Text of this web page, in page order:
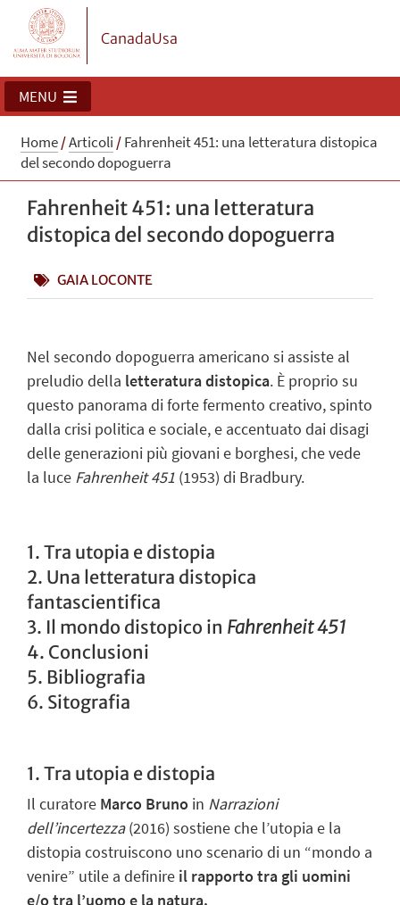
CanadaUsa
MENU
Home/Articoli /Fahrenheit 451: una letteratura distopica
del secondo dopoguerra
Fahrenheit 451: una letteratura
distopica del secondo dopoguerra
GAIA LOCONTE
Nel secondo dopoguerra americano si assiste al
preludio della letteratura distopica. È proprio su
questo panorama di forte fermento creativo, spinto
dalla crisi politica e sociale, e accentuato dai disagi
delle generazioni più giovani e borghesi, che vede
la luce Fahrenheit 451 (1953) di Bradbury.
1. Tra utopia e distopia
2. Una letteratura distopica
fantascientifica
3. Il mondo distopico in Fahrenheit 451
4. Conclusioni
5. Bibliografia
6. Sitografia
1. Tra utopia e distopia
Il curatore Marco Bruno in Narrazioni
dell’incertezza(2016) sostiene che l’utopia e la
distopia costruiscono uno scenario di un “mondo a
venire” utile a definire il rapporto tra gli uomini
e/o tra l’uomo e la natura.